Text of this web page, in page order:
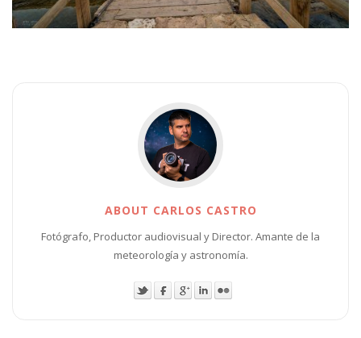
ABOUT CARLOS CASTRO
Fotógrafo, Productor audiovisual y Director. Amante de la
meteorología y astronomía.